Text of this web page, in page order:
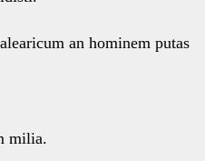
an hominem putas
milia.